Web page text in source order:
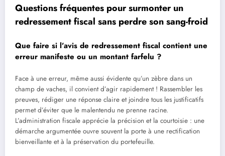
Questions fréquentes pour surmonter un
redressement fiscal sans perdre son sang-froid
Que faire si l’avis de redressement fiscal contient une
erreur manifeste ou un montant farfelu ?
Face à une erreur, même aussi évidente qu’un zèbre dans un
champ de vaches, il convient d’agir rapidement ! Rassembler les
preuves, rédiger une réponse claire et joindre tous les justificatifs
permet d’éviter que le malentendu ne prenne racine.
L’administration fiscale apprécie la précision et la courtoisie : une
démarche argumentée ouvre souvent la porte à une rectification
bienveillante et à la préservation du portefeuille.